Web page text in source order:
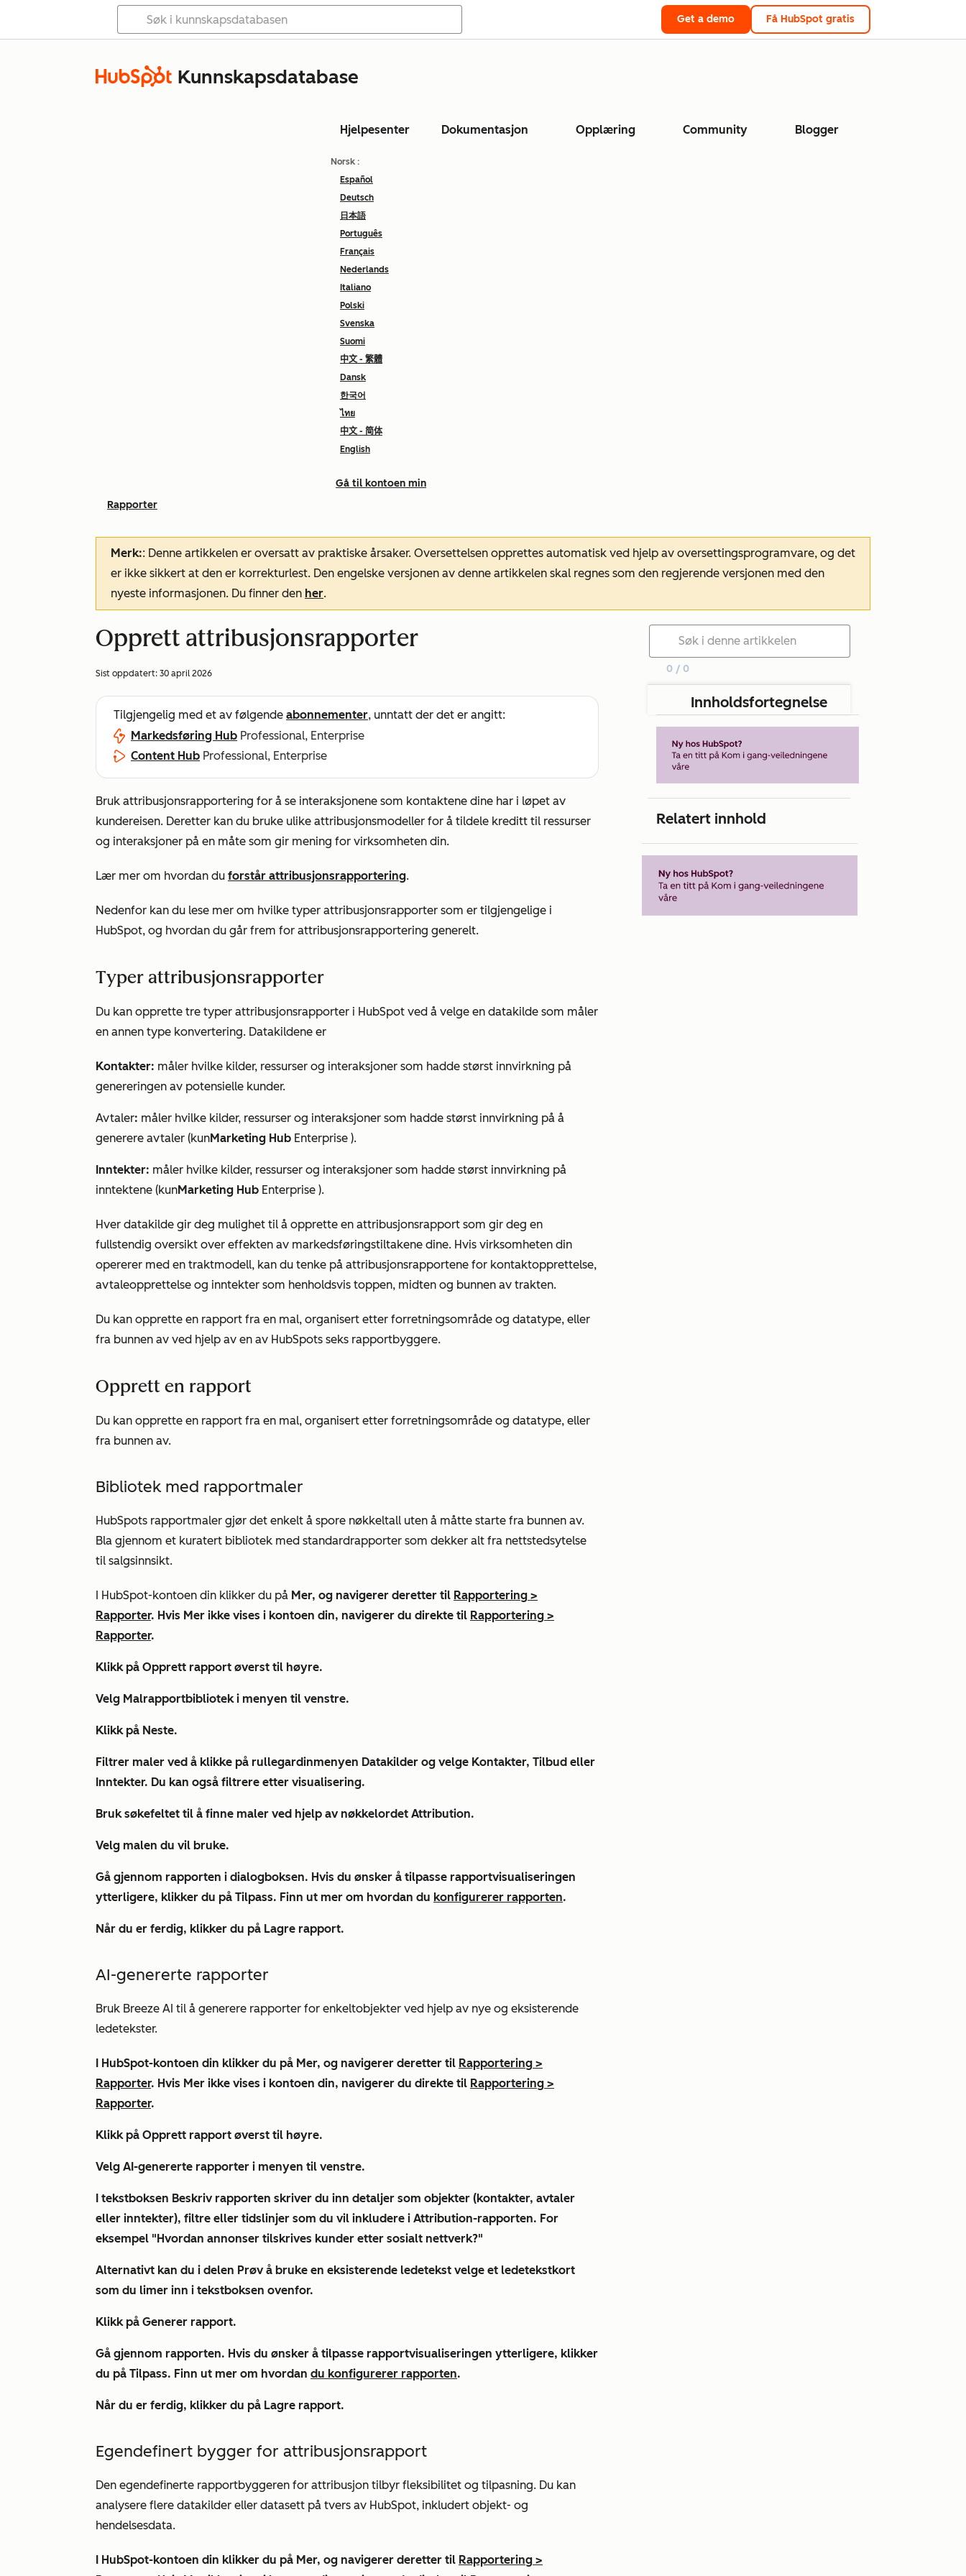
Get a demo Få HubSpot gratis
Kunnskapsdatabase
Hjelpesenter Dokumentasjon Opplæring Community Blogger
Norsk :
Español
Deutsch
日本語
Português
Français
Nederlands
Italiano
Polski
Svenska
Suomi
中文 - 繁體
Dansk
한국어
ไทย
中文 - 简体
English
Gå til kontoen min
Rapporter
Merk:: Denne artikkelen er oversatt av praktiske årsaker. Oversettelsen opprettes automatisk ved hjelp av oversettingsprogramvare, og det
er ikke sikkert at den er korrekturlest. Den engelske versjonen av denne artikkelen skal regnes som den regjerende versjonen med den
nyeste informasjonen. Du finner den her.
Opprett attribusjonsrapporter
Sist oppdatert: 30 april 2026
Tilgjengelig med et av følgende abonnementer, unntatt der det er angitt:
Markedsføring Hub Professional, Enterprise
Content Hub Professional, Enterprise
Bruk attribusjonsrapportering for å se interaksjonene som kontaktene dine har i løpet av
kundereisen. Deretter kan du bruke ulike attribusjonsmodeller for å tildele kreditt til ressurser
og interaksjoner på en måte som gir mening for virksomheten din.
Lær mer om hvordan du forstår attribusjonsrapportering.
Nedenfor kan du lese mer om hvilke typer attribusjonsrapporter som er tilgjengelige i
HubSpot, og hvordan du går frem for attribusjonsrapportering generelt.
Typer attribusjonsrapporter
Du kan opprette tre typer attribusjonsrapporter i HubSpot ved å velge en datakilde som måler
en annen type konvertering. Datakildene er
Kontakter: måler hvilke kilder, ressurser og interaksjoner som hadde størst innvirkning på
genereringen av potensielle kunder.
Avtaler: måler hvilke kilder, ressurser og interaksjoner som hadde størst innvirkning på å
generere avtaler (kunMarketing Hub Enterprise ).
Inntekter: måler hvilke kilder, ressurser og interaksjoner som hadde størst innvirkning på
inntektene (kunMarketing Hub Enterprise ).
Hver datakilde gir deg mulighet til å opprette en attribusjonsrapport som gir deg en
fullstendig oversikt over effekten av markedsføringstiltakene dine. Hvis virksomheten din
opererer med en traktmodell, kan du tenke på attribusjonsrapportene for kontaktopprettelse,
avtaleopprettelse og inntekter som henholdsvis toppen, midten og bunnen av trakten.
Du kan opprette en rapport fra en mal, organisert etter forretningsområde og datatype, eller
fra bunnen av ved hjelp av en av HubSpots seks rapportbyggere.
Opprett en rapport
Du kan opprette en rapport fra en mal, organisert etter forretningsområde og datatype, eller
fra bunnen av.
Bibliotek med rapportmaler
HubSpots rapportmaler gjør det enkelt å spore nøkkeltall uten å måtte starte fra bunnen av.
Bla gjennom et kuratert bibliotek med standardrapporter som dekker alt fra nettstedsytelse
til salgsinnsikt.
I HubSpot-kontoen din klikker du på Mer, og navigerer deretter til Rapportering >
Rapporter. Hvis Mer ikke vises i kontoen din, navigerer du direkte til Rapportering >
Rapporter.
Klikk på Opprett rapport øverst til høyre.
Velg Malrapportbiblioteki menyen til venstre.
Klikk på Neste.
Filtrer maler ved å klikke på rullegardinmenyen Datakilder og velge Kontakter, Tilbud eller
Inntekter. Du kan også filtrere etter visualisering.
Bruksøkefeltet til å finne maler ved hjelp av nøkkelordet Attribution.
Velg malen du vil bruke.
Gå gjennom rapporten i dialogboksen. Hvis du ønsker å tilpasse rapportvisualiseringen
ytterligere, klikker du på Tilpass. Finn ut mer om hvordan du konfigurerer rapporten.
Når du er ferdig, klikker du på Lagre rapport.
AI-genererte rapporter
Bruk Breeze AI til å generere rapporter for enkeltobjekter ved hjelp av nye og eksisterende
ledetekster.
I HubSpot-kontoen din klikker du på Mer, og navigerer deretter til Rapportering >
Rapporter. Hvis Mer ikke vises i kontoen din, navigerer du direkte til Rapportering >
Rapporter.
Klikk på Opprett rapport øverst til høyre.
Velg AI-genererte rapporter i menyen til venstre.
I tekstboksen Beskriv rapporten skriver du inn detaljer som objekter (kontakter, avtaler
eller inntekter), filtre eller tidslinjer som du vil inkludere i Attribution-rapporten. For
eksempel "Hvordan annonser tilskrives kunder etter sosialt nettverk?"
Alternativt kan du i delen Prøv å bruke en eksisterende ledetekst velge et ledetekstkort
som du limer inn i tekstboksen ovenfor.
Klikk på Generer rapport.
Gå gjennom rapporten. Hvis du ønsker å tilpasse rapportvisualiseringen ytterligere, klikker
du på Tilpass. Finn ut mer om hvordan du konfigurerer rapporten.
Når du er ferdig, klikker du på Lagre rapport.
Egendefinert bygger for attribusjonsrapport
Den egendefinerte rapportbyggeren for attribusjon tilbyr fleksibilitet og tilpasning. Du kan
analysere flere datakilder eller datasett på tvers av HubSpot, inkludert objekt- og
hendelsesdata.
I HubSpot-kontoen din klikker du på Mer, og navigerer deretter til Rapportering >
0 / 0
Innholdsfortegnelse
Relatert innhold